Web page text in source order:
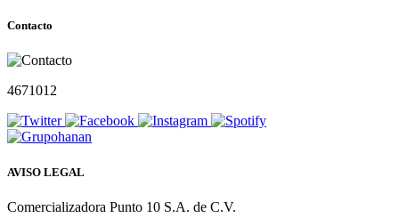
Contacto
4671012
AVISO LEGAL
Comercializadora Punto 10 S.A. de C.V.